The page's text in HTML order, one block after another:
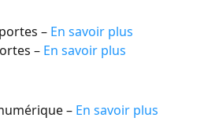
– En savoir plus
– En savoir plus
– En savoir plus